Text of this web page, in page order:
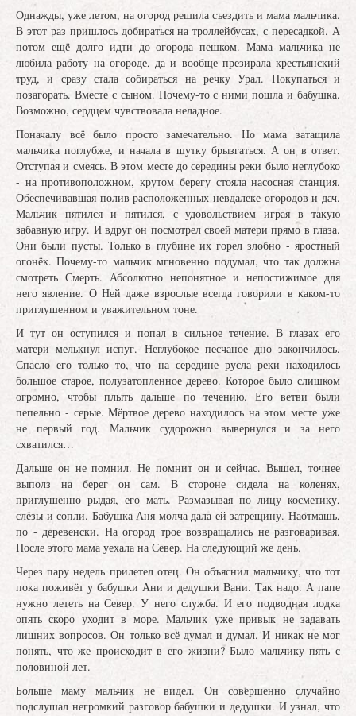
Однажды, уже летом, на огород решила съездить и мама мальчика.
В этот раз пришлось добираться на троллейбусах, с пересадкой. А
потом ещё долго идти до огорода пешком. Мама мальчика не
любила работу на огороде, да и вообще презирала крестьянский
труд, и сразу стала собираться на речку Урал. Покупаться и
позагорать. Вместе с сыном. Почему-то с ними пошла и бабушка.
Возможно, сердцем чувствовала неладное.
Поначалу всё было просто замечательно. Но мама затащила
мальчика поглубже, и начала в шутку брызгаться. А он в ответ.
Отступая и смеясь. В этом месте до середины реки было неглубоко
- на противоположном, крутом берегу стояла насосная станция.
Обеспечивавшая полив расположенных невдалеке огородов и дач.
Мальчик пятился и пятился, с удовольствием играя в такую
забавную игру. И вдруг он посмотрел своей матери прямо в глаза.
Они были пусты. Только в глубине их горел злобно - яростный
огонёк. Почему-то мальчик мгновенно подумал, что так должна
смотреть Смерть. Абсолютно непонятное и непостижимое для
него явление. О Ней даже взрослые всегда говорили в каком-то
приглушенном и уважительном тоне.
И тут он оступился и попал в сильное течение. В глазах его
матери мелькнул испуг. Неглубокое песчаное дно закончилось.
Спасло его только то, что на середине русла реки находилось
большое старое, полузатопленное дерево. Которое было слишком
огромно, чтобы плыть дальше по течению. Его ветви были
пепельно - серые. Мёртвое дерево находилось на этом месте уже
не первый год. Мальчик судорожно вывернулся и за него
схватился…
Дальше он не помнил. Не помнит он и сейчас. Вышел, точнее
выполз на берег он сам. В стороне сидела на коленях,
приглушенно рыдая, его мать. Размазывая по лицу косметику,
слёзы и сопли. Бабушка Аня молча дала ей затрещину. Наотмашь,
по - деревенски. На огород трое возвращались не разговаривая.
После этого мама уехала на Север. На следующий же день.
Через пару недель прилетел отец. Он объяснил мальчику, что тот
пока поживёт у бабушки Ани и дедушки Вани. Так надо. А папе
нужно лететь на Север. У него служба. И его подводная лодка
опять скоро уходит в море. Мальчик уже привык не задавать
лишних вопросов. Он только всё думал и думал. И никак не мог
понять, что же происходит в его жизни? Было мальчику пять с
половиной лет.
Больше маму мальчик не видел. Он совершенно случайно
подслушал негромкий разговор бабушки и дедушки. И узнал, что